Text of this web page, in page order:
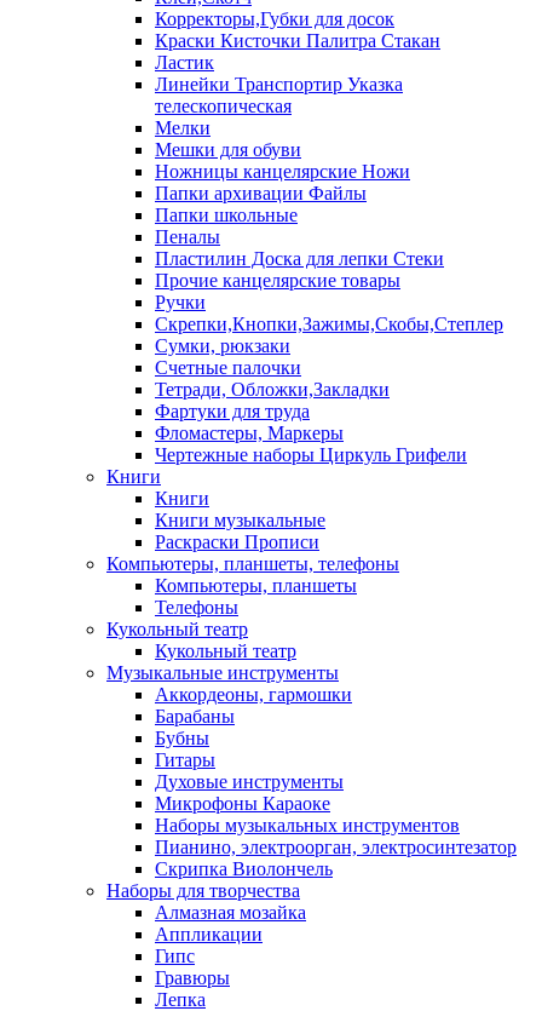
Корректоры,Губки для досок
Краски Кисточки Палитра Стакан
Ластик
Линейки Транспортир Указка
телескопическая
Мелки
Мешки для обуви
Ножницы канцелярские Ножи
Папки архивации Файлы
Папки школьные
Пеналы
Пластилин Доска для лепки Стеки
Прочие канцелярские товары
Ручки
Скрепки,Кнопки,Зажимы,Скобы,Степлер
Сумки, рюкзаки
Счетные палочки
Тетради, Обложки,Закладки
Фартуки для труда
Фломастеры, Маркеры
Чертежные наборы Циркуль Грифели
Книги
Книги
Книги музыкальные
Раскраски Прописи
Компьютеры, планшеты, телефоны
Компьютеры, планшеты
Телефоны
Кукольный театр
Кукольный театр
Музыкальные инструменты
Аккордеоны, гармошки
Барабаны
Бубны
Гитары
Духовые инструменты
Микрофоны Караоке
Наборы музыкальных инструментов
Пианино, электроорган, электросинтезатор
Скрипка Виолончель
Наборы для творчества
Алмазная мозайка
Аппликации
Гипс
Гравюры
Лепка